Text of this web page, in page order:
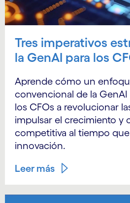
Tres imperativos
la GenAI para los
Aprende cómo un
convencional de la
los CFOs a revolucionar
impulsar el crecimiento y
competitiva al tiempo
innovación.
Leer más